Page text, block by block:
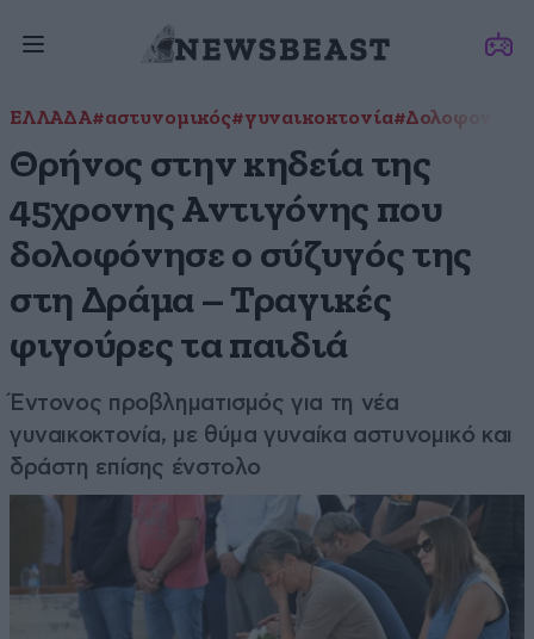
ΕΛΛΑΔΑ#αστυνομικός#γυναικοκτονία#Δολοφονία
Θρήνος στην κηδεία της
45χρονης Αντιγόνης που
δολοφόνησε ο σύζυγός της
στη Δράμα – Τραγικές
φιγούρες τα παιδιά
Έντονος προβληματισμός για τη νέα
γυναικοκτονία, με θύμα γυναίκα αστυνομικό και
δράστη επίσης ένστολο